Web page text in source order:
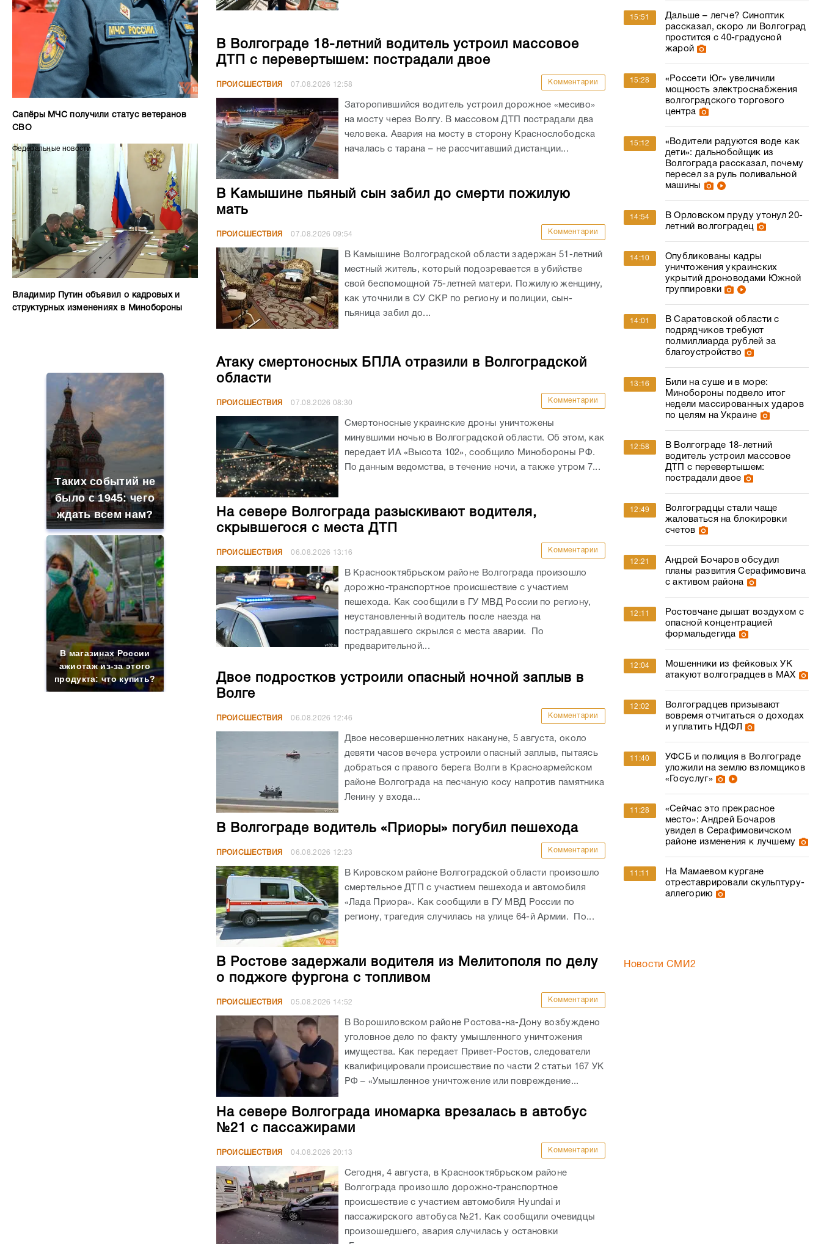
Сапёры МЧС получили статус ветеранов
СВО
Федеральные новости
Владимир Путин объявил о кадровых и
структурных изменениях в Минобороны
Таких событий не
было с 1945: чего
ждать всем нам?
В магазинах России
ажиотаж из-за этого
продукта: что купить?
В Волгограде 18-летний водитель устроил массовое
ДТП с перевертышем: пострадали двое
ПРОИСШЕСТВИЯ 07.08.2026 12:58 Комментарии
Заторопившийся водитель устроил дорожное «месиво»
на мосту через Волгу. В массовом ДТП пострадали два
человека. Авария на мосту в сторону Краснослободска
началась с тарана – не рассчитавший дистанции...
В Камышине пьяный сын забил до смерти пожилую
мать
ПРОИСШЕСТВИЯ 07.08.2026 09:54 Комментарии
В Камышине Волгоградской области задержан 51-летний
местный житель, который подозревается в убийстве
свой беспомощной 75-летней матери. Пожилую женщину,
как уточнили в СУ СКР по региону и полиции, сын-
пьяница забил до...
Атаку смертоносных БПЛА отразили в Волгоградской
области
ПРОИСШЕСТВИЯ 07.08.2026 08:30 Комментарии
Смертоносные украинские дроны уничтожены
минувшими ночью в Волгоградской области. Об этом, как
передает ИА «Высота 102», сообщило Минобороны РФ.
По данным ведомства, в течение ночи, а также утром 7...
На севере Волгограда разыскивают водителя,
скрывшегося с места ДТП
ПРОИСШЕСТВИЯ 06.08.2026 13:16 Комментарии
В Краснооктябрьском районе Волгограда произошло
дорожно-транспортное происшествие с участием
пешехода. Как сообщили в ГУ МВД России по региону,
неустановленный водитель после наезда на
пострадавшего скрылся с места аварии. По
предварительной...
Двое подростков устроили опасный ночной заплыв в
Волге
ПРОИСШЕСТВИЯ 06.08.2026 12:46 Комментарии
Двое несовершеннолетних накануне, 5 августа, около
девяти часов вечера устроили опасный заплыв, пытаясь
добраться с правого берега Волги в Красноармейском
районе Волгограда на песчаную косу напротив памятника
Ленину у входа...
В Волгограде водитель «Приоры» погубил пешехода
ПРОИСШЕСТВИЯ 06.08.2026 12:23 Комментарии
В Кировском районе Волгоградской области произошло
смертельное ДТП с участием пешехода и автомобиля
«Лада Приора». Как сообщили в ГУ МВД России по
региону, трагедия случилась на улице 64-й Армии. По...
В Ростове задержали водителя из Мелитополя по делу
о поджоге фургона с топливом
ПРОИСШЕСТВИЯ 05.08.2026 14:52 Комментарии
В Ворошиловском районе Ростова-на-Дону возбуждено
уголовное дело по факту умышленного уничтожения
имущества. Как передает Привет-Ростов, следователи
квалифицировали происшествие по части 2 статьи 167 УК
РФ – «Умышленное уничтожение или повреждение...
На севере Волгограда иномарка врезалась в автобус
№21 с пассажирами
ПРОИСШЕСТВИЯ 04.08.2026 20:13 Комментарии
Сегодня, 4 августа, в Краснооктябрьском районе
Волгограда произошло дорожно-транспортное
происшествие с участием автомобиля Hyundai и
пассажирского автобуса №21. Как сообщили очевидцы
произошедшего, авария случилась у остановки
15:51
Дальше – легче? Синоптик
рассказал, скоро ли Волгоград
простится с 40-градусной
жарой
15:28
«Россети Юг» увеличили
мощность электроснабжения
волгоградского торгового
центра
15:12
«Водители радуются воде как
дети»: дальнобойщик из
Волгограда рассказал, почему
пересел за руль поливальной
машины
14:54
В Орловском пруду утонул 20-
летний волгоградец
14:10
Опубликованы кадры
уничтожения украинских
укрытий дроноводами Южной
группировки
14:01
В Саратовской области с
подрядчиков требуют
полмиллиарда рублей за
благоустройство
13:16
Били на суше и в море:
Минобороны подвело итог
недели массированных ударов
по целям на Украине
12:58
В Волгограде 18-летний
водитель устроил массовое
ДТП с перевертышем:
пострадали двое
12:49
Волгоградцы стали чаще
жаловаться на блокировки
счетов
12:21
Андрей Бочаров обсудил
планы развития Серафимовича
с активом района
12:11
Ростовчане дышат воздухом с
опасной концентрацией
формальдегида
12:04
Мошенники из фейковых УК
атакуют волгоградцев в МАХ
12:02
Волгоградцев призывают
вовремя отчитаться о доходах
и уплатить НДФЛ
11:40
УФСБ и полиция в Волгограде
уложили на землю взломщиков
«Госуслуг»
11:28
«Сейчас это прекрасное
место»: Андрей Бочаров
увидел в Серафимовичском
районе изменения к лучшему
11:11
На Мамаевом кургане
отреставрировали скульптуру-
аллегорию
Новости СМИ2